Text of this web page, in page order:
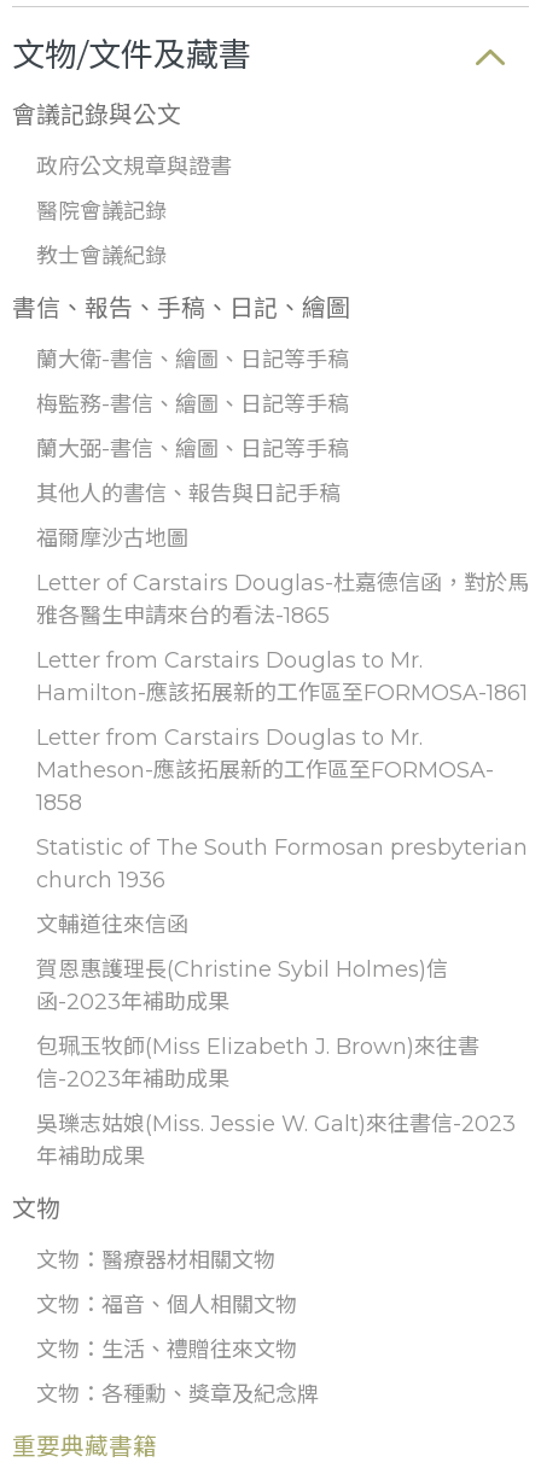
文物/文件及藏書
會議記錄與公文
政府公文規章與證書
醫院會議記錄
教士會議紀錄
書信、報告、手稿、日記、繪圖
蘭大衛-書信、繪圖、日記等手稿
梅監務-書信、繪圖、日記等手稿
蘭大弼-書信、繪圖、日記等手稿
其他人的書信、報告與日記手稿
福爾摩沙古地圖
Letter of Carstairs Douglas-杜嘉德信函，對於馬
雅各醫生申請來台的看法-1865
Letter from Carstairs Douglas to Mr.
Hamilton-應該拓展新的工作區至FORMOSA-1861
Letter from Carstairs Douglas to Mr.
Matheson-應該拓展新的工作區至FORMOSA-
1858
Statistic of The South Formosan presbyterian
church 1936
文輔道往來信函
賀恩惠護理長(Christine Sybil Holmes)信
函-2023年補助成果
包珮玉牧師(Miss Elizabeth J. Brown)來往書
信-2023年補助成果
吳瓅志姑娘(Miss. Jessie W. Galt)來往書信-2023
年補助成果
文物
文物：醫療器材相關文物
文物：福音、個人相關文物
文物：生活、禮贈往來文物
文物：各種勳、獎章及紀念牌
重要典藏書籍